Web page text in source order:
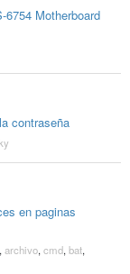
Motherboard
contraseña
en paginas
archivo, cmd, bat,